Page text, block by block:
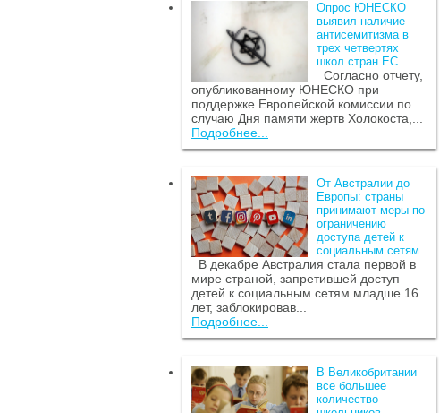
Опрос ЮНЕСКО
выявил наличие
антисемитизма в
трех четвертях
школ стран ЕС
Согласно отчету,
опубликованному ЮНЕСКО при
поддержке Европейской комиссии по
случаю Дня памяти жертв Холокоста,...
Подробнее...
От Австралии до
Европы: страны
принимают меры по
ограничению
доступа детей к
социальным сетям
В декабре Австралия стала первой в
мире страной, запретившей доступ
детей к социальным сетям младше 16
лет, заблокировав...
Подробнее...
В Великобритании
все большее
количество